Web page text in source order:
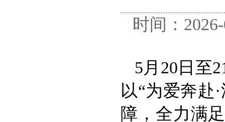
时间：
5月20日至
以“为爱奔赴
障，全力满